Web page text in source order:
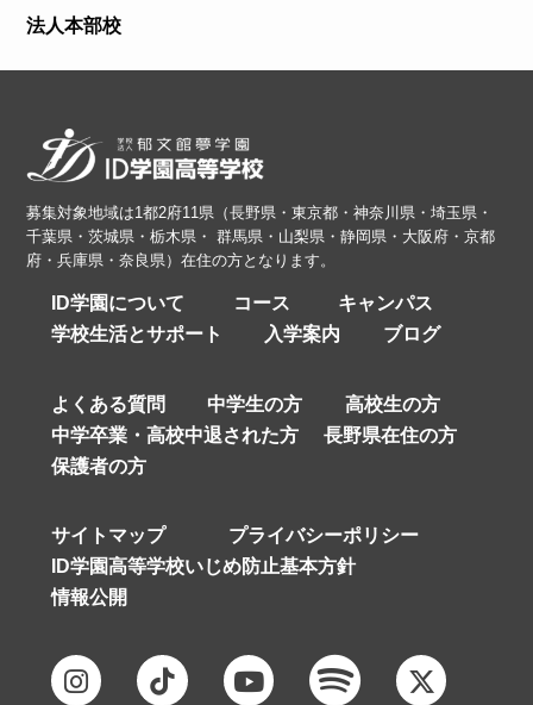
法人本部校
募集対象地域は1都2府11県（長野県・東京都・神奈川県・埼玉県・
千葉県・茨城県・栃木県・ 群馬県・山梨県・静岡県・大阪府・京都
府・兵庫県・奈良県）在住の方となります。
ID学園について コース
キャンパス
学校生活とサポート
入学案内 ブログ
よくある質問 中学生の方
高校生の方
中学卒業・高校中退された方
長野県在住の方
保護者の方
サイトマップ
プライバシーポリシー
ID学園高等学校いじめ防止基本方針
情報公開